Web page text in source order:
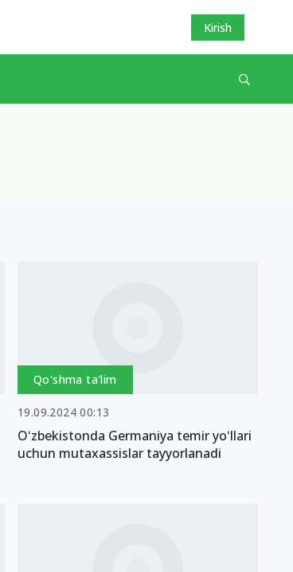
Kirish
Qo'shma ta'lim
19.09.2024 00:13
Oʻzbekistonda Germaniya temir yoʻllari
uchun mutaxassislar tayyorlanadi